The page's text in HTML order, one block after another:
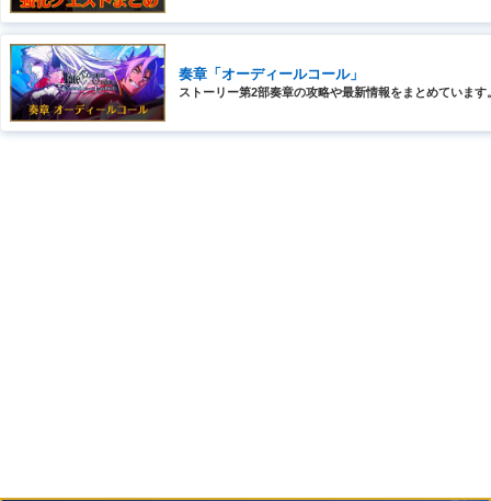
奏章「オーディールコール」
ストーリー第2部奏章の攻略や最新情報をまとめています